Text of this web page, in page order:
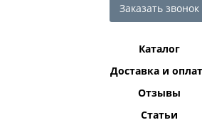
Заказать звонок
Каталог
Доставка и
Отзывы
Статьи